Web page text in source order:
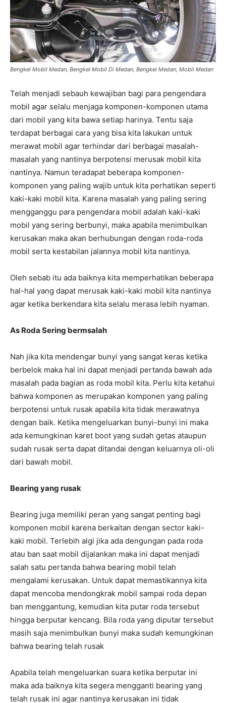
Bengkel Mobil Medan, Bengkel Mobil Di Medan, Bengkel Medan, Mobil Medan
Telah menjadi sebauh kewajiban bagi para pengendara
mobil agar selalu menjaga komponen-komponen utama
dari mobil yang kita bawa setiap harinya. Tentu saja
terdapat berbagai cara yang bisa kita lakukan untuk
merawat mobil agar terhindar dari berbagai masalah-
masalah yang nantinya berpotensi merusak mobil kita
nantinya. Namun teradapat beberapa komponen-
komponen yang paling wajib untuk kita perhatikan seperti
kaki-kaki mobil kita. Karena masalah yang paling sering
mengganggu para pengendara mobil adalah kaki-kaki
mobil yang sering berbunyi, maka apabila menimbulkan
kerusakan maka akan berhubungan dengan roda-roda
mobil serta kestabilan jalannya mobil kita nantinya.
Oleh sebab itu ada baiknya kita memperhatikan beberapa
hal-hal yang dapat merusak kaki-kaki mobil kita nantinya
agar ketika berkendara kita selalu merasa lebih nyaman.
As Roda Sering bermsalah
Nah jika kita mendengar bunyi yang sangat keras ketika
berbelok maka hal ini dapat menjadi pertanda bawah ada
masalah pada bagian as roda mobil kita. Perlu kita ketahui
bahwa komponen as merupakan komponen yang paling
berpotensi untuk rusak apabila kita tidak merawatnya
dengan baik. Ketika mengeluarkan bunyi-bunyi ini maka
ada kemungkinan karet boot yang sudah getas ataupun
sudah rusak serta dapat ditandai dengan keluarnya oli-oli
dari bawah mobil.
Bearing yang rusak
Bearing juga memiliki peran yang sangat penting bagi
komponen mobil karena berkaitan dengan sector kaki-
kaki mobil. Terlebih algi jika ada dengungan pada roda
atau ban saat mobil dijalankan maka ini dapat menjadi
salah satu pertanda bahwa bearing mobil telah
mengalami kerusakan. Untuk dapat memastikannya kita
dapat mencoba mendongkrak mobil sampai roda depan
ban menggantung, kemudian kita putar roda tersebut
hingga berputar kencang. Bila roda yang diputar tersebut
masih saja menimbulkan bunyi maka sudah kemungkinan
bahwa bearing telah rusak
Apabila telah mengeluarkan suara ketika berputar ini
maka ada baiknya kita segera mengganti bearing yang
telah rusak ini agar nantinya kerusakan ini tidak